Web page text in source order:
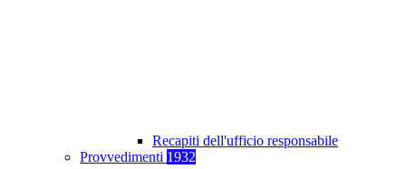
Recapiti dell'ufficio responsabile
Provvedimenti 1932